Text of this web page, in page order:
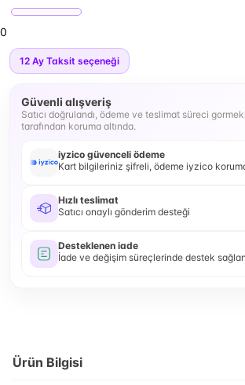
0
12 Ay Taksit seçeneği
Güvenli alışveriş
Satıcı doğrulandı, ödeme ve teslimat süreci
tarafından koruma altında.
iyzico güvenceli ödeme
Kart bilgileriniz şifreli, ödeme iyzico
Hızlı teslimat
Satıcı onaylı gönderim desteği
Desteklenen iade
İade ve değişim süreçlerinde destek
Ürün Bilgisi